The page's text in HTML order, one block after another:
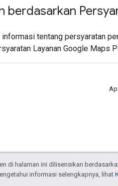
berdasarkan
informasi tentang persyaratan
Layanan Google Maps
di halaman ini dilisensikan
informasi selengkapnya, lihat